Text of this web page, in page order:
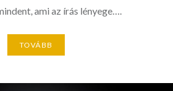
ami az írás lényege….
TOVÁBB